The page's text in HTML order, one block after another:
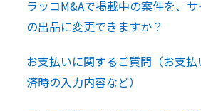
ラッコM&Aで掲載中の案件を、
の出品に変更できますか？
お支払いに関するご質問（お支
済時の入力内容など）